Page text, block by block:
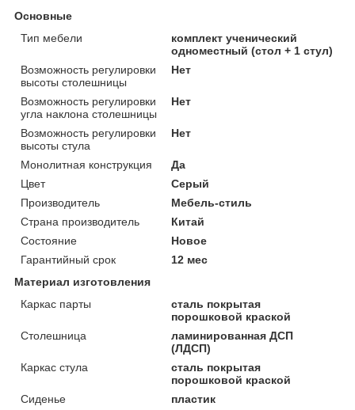
Основные
Тип мебели
комплект ученический
одноместный (стол + 1 стул)
Возможность регулировки
высоты столешницы
Нет
Возможность регулировки
угла наклона столешницы
Нет
Возможность регулировки
высоты стула
Нет
Монолитная конструкция
Да
Цвет
Серый
Производитель
Мебель-стиль
Страна производитель
Китай
Состояние
Новое
Гарантийный срок
12 мес
Материал изготовления
Каркас парты
сталь покрытая
порошковой краской
Столешница
ламинированная ДСП
(ЛДСП)
Каркас стула
сталь покрытая
порошковой краской
Сиденье
пластик